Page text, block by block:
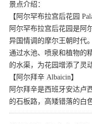
景点介绍：
【阿尔罕布拉宫后花园
阿尔罕布拉宫后花园是阿
异国情调的摩尔王朝时代
通过水池、喷泉和植物的
的水渠，为花园增添了灵
【阿尔拜辛 Albaicin】
阿尔拜辛是西班牙安达卢
的石板路，高矮错落的白